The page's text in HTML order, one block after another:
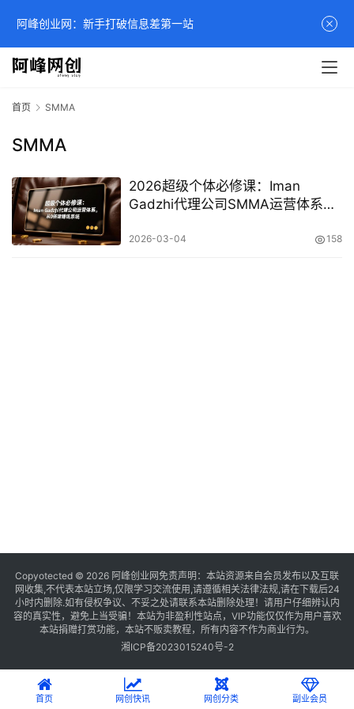
首页 SMMA
SMMA
2026超级个体必修课：Iman
Gadzhi代理公司SMMA运营体系从
系统
2026-03-04 158
Copyotected © 2026 阿峰创业网 免责声明：本站资源来自会员发布以及互联
网收集,不代表本站立场,仅限学习交流使用,请遵循相关法律法规,请在下载后24
小时内删除.如有侵权争议、不妥之处请联系本站删除处理！请用户仔细辨认内
容的真实性，避免上当受骗！本站为非盈利性站点，VIP功能仅仅作为用户喜欢
本站捐赠打赏功能，本站不贩卖教程，所有内容不作为商业行为。
湘ICP备2023015240号-2
首页 网创快讯 网创分类 副业会员
阿峰创业网：新手打破信息差第一站